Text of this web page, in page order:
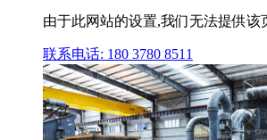
由于此网站的设置,我们无法提供该
联系电话: 180 3780 8511